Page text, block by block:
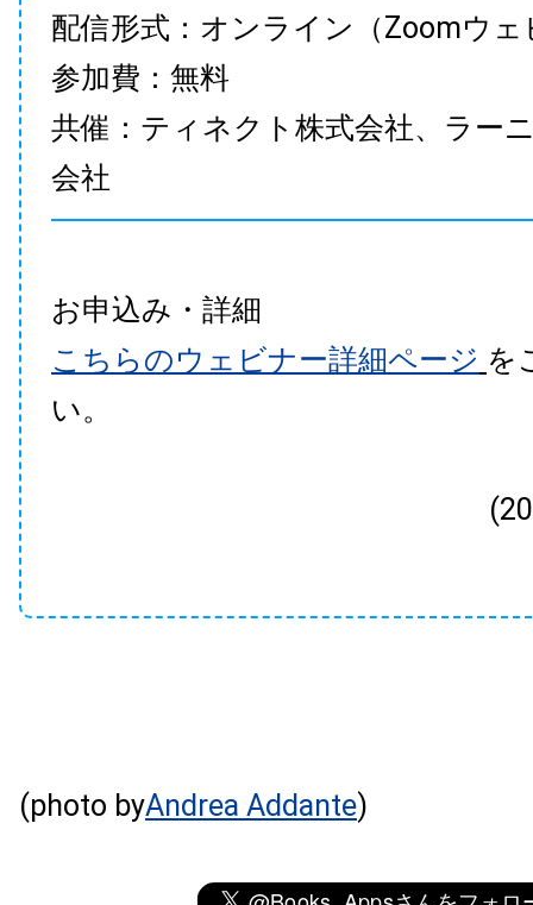
配信形式：オンライン（Zoomウェ
参加費：無料
共催：ティネクト株式会社、ラー
会社
お申込み・詳細
こちらのウェビナー詳細ページ を
い。
(photo byAndrea Addante)